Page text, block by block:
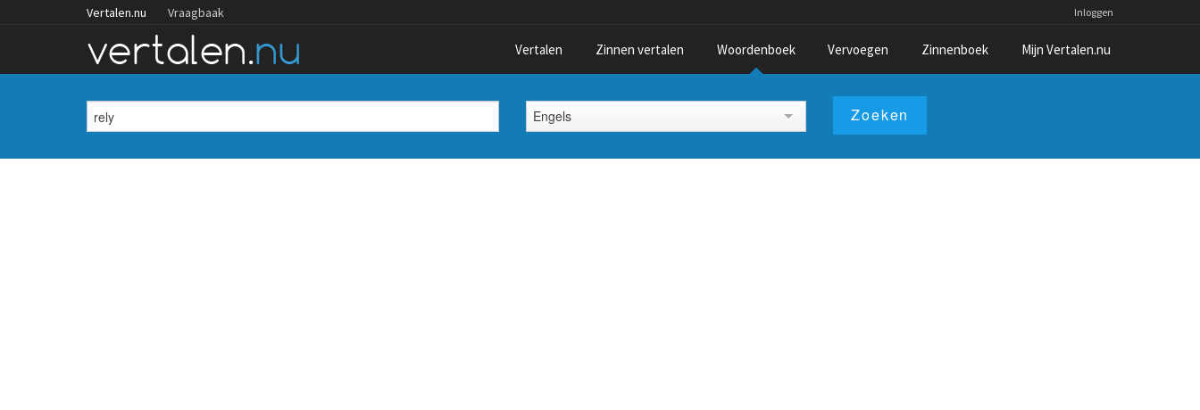
Vertalen.nu Vraagbaak Inloggen
Vertalen Zinnen vertalen Woordenboek Vervoegen Zinnenboek Mijn Vertalen.nu
Engels